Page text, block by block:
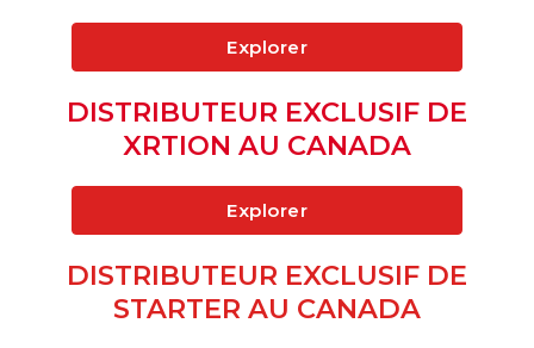
Explorer
DISTRIBUTEUR EXCLUSIF DE
XRTION AU CANADA
Explorer
DISTRIBUTEUR EXCLUSIF DE
STARTER AU CANADA